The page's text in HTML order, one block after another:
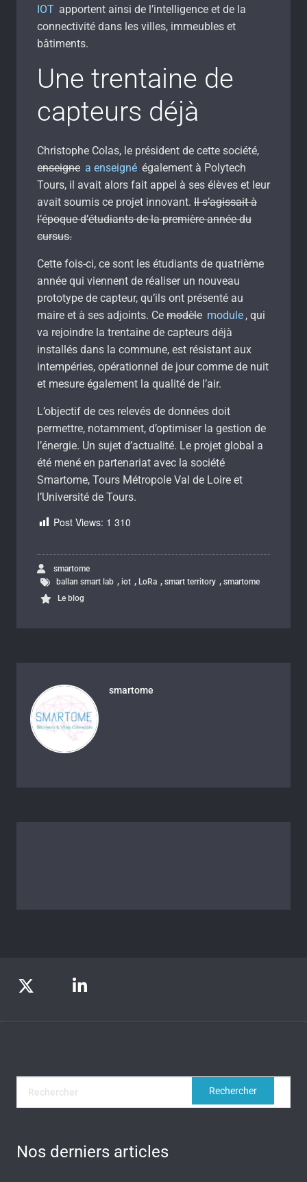
IOT apportent ainsi de l’intelligence et de la
connectivité dans les villes, immeubles et
bâtiments.
Une trentaine de
capteurs déjà
Christophe Colas, le président de cette société,
enseigne a enseigné également à Polytech
Tours, il avait alors fait appel à ses élèves et leur
avait soumis ce projet innovant. Il s’agissait à
l’époque d’étudiants de la première année du
cursus.
Cette fois-ci, ce sont les étudiants de quatrième
année qui viennent de réaliser un nouveau
prototype de capteur, qu’ils ont présenté au
maire et à ses adjoints. Ce modèle module , qui
va rejoindre la trentaine de capteurs déjà
installés dans la commune, est résistant aux
intempéries, opérationnel de jour comme de nuit
et mesure également la qualité de l’air.
L’objectif de ces relevés de données doit
permettre, notamment, d’optimiser la gestion de
l’énergie. Un sujet d’actualité. Le projet global a
été mené en partenariat avec la société
Smartome, Tours Métropole Val de Loire et
l’Université de Tours.
Post Views: 1 310
smartome
ballan smart lab , iot , LoRa , smart territory , smartome
Le blog
smartome
Nos derniers articles